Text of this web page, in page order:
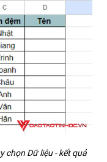
chọn Dữ liệu - kết quả